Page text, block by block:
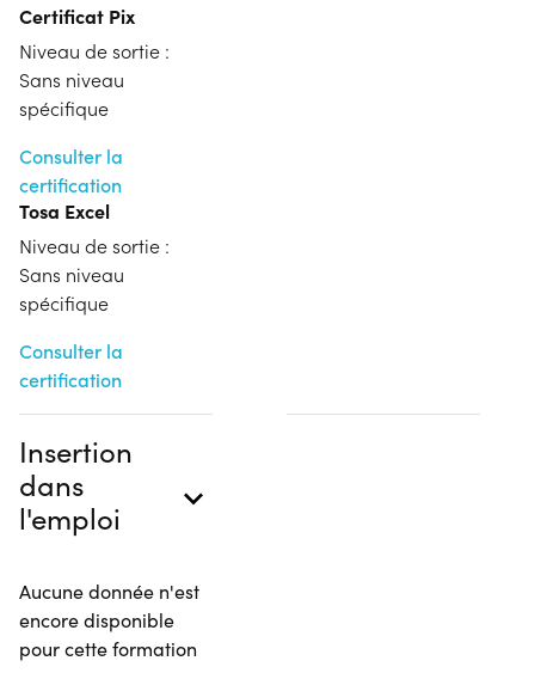
Certificat Pix
Niveau de sortie :
Sans niveau
spécifique
Consulter la
certification
Tosa Excel
Niveau de sortie :
Sans niveau
spécifique
Consulter la
certification
Insertion
dans
l'emploi
Aucune donnée n'est
encore disponible
pour cette formation